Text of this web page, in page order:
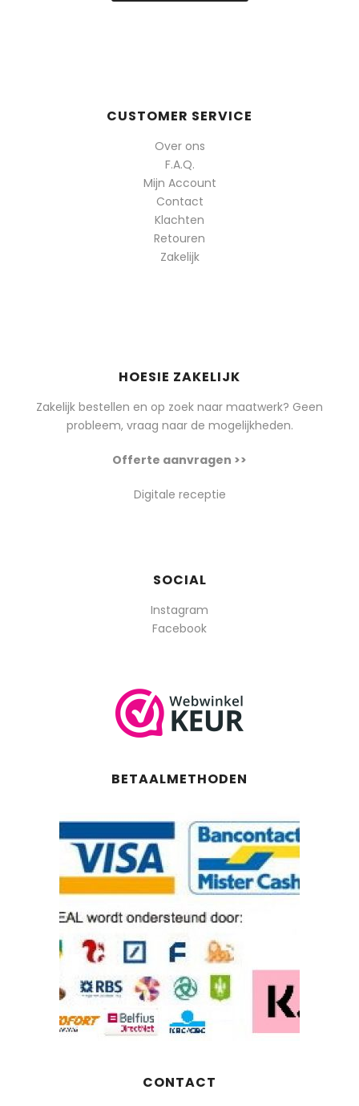
CUSTOMER SERVICE
Over ons
F.A.Q.
Mijn Account
Contact
Klachten
Retouren
Zakelijk
HOESIE ZAKELIJK
Zakelijk bestellen en op zoek naar maatwerk? Geen
probleem, vraag naar de mogelijkheden.
Offerte aanvragen >>
Digitale receptie
SOCIAL
Instagram
Facebook
BETAALMETHODEN
CONTACT